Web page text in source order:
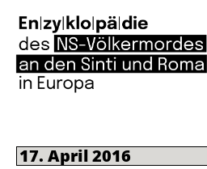
17. April 2016